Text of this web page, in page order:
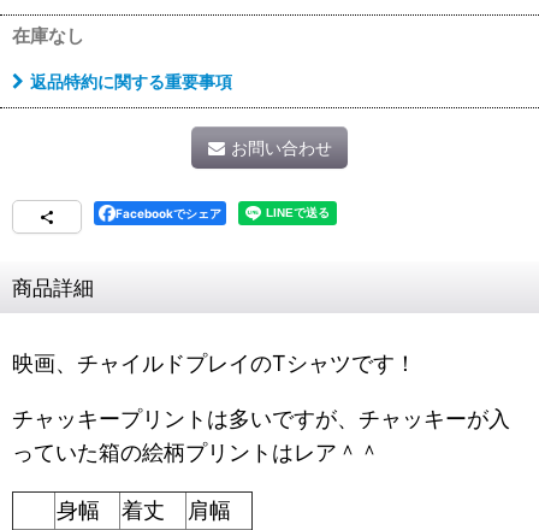
在庫なし
返品特約に関する重要事項
お問い合わせ
Facebookでシェア
商品詳細
映画、チャイルドプレイのTシャツです！
チャッキープリントは多いですが、チャッキーが入
っていた箱の絵柄プリントはレア＾＾
身幅 着丈
肩幅